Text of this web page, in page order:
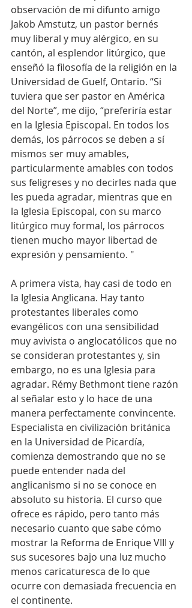
observación de mi difunto amigo
Jakob Amstutz, un pastor bernés
muy liberal y muy alérgico, en su
cantón, al esplendor litúrgico, que
enseñó la filosofía de la religión en la
Universidad de Guelf, Ontario. “Si
tuviera que ser pastor en América
del Norte”, me dijo, “preferiría estar
en la Iglesia Episcopal. En todos los
demás, los párrocos se deben a sí
mismos ser muy amables,
particularmente amables con todos
sus feligreses y no decirles nada que
les pueda agradar, mientras que en
la Iglesia Episcopal, con su marco
litúrgico muy formal, los párrocos
tienen mucho mayor libertad de
expresión y pensamiento. "
A primera vista, hay casi de todo en
la Iglesia Anglicana. Hay tanto
protestantes liberales como
evangélicos con una sensibilidad
muy avivista o anglocatólicos que no
se consideran protestantes y, sin
embargo, no es una Iglesia para
agradar. Rémy Bethmont tiene razón
al señalar esto y lo hace de una
manera perfectamente convincente.
Especialista en civilización británica
en la Universidad de Picardía,
comienza demostrando que no se
puede entender nada del
anglicanismo si no se conoce en
absoluto su historia. El curso que
ofrece es rápido, pero tanto más
necesario cuanto que sabe cómo
mostrar la Reforma de Enrique VIII y
sus sucesores bajo una luz mucho
menos caricaturesca de lo que
ocurre con demasiada frecuencia en
el continente.